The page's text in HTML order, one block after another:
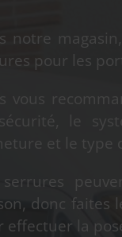
notre
pour les
vous
le
et le type
serrures
donc faites
effectuer la